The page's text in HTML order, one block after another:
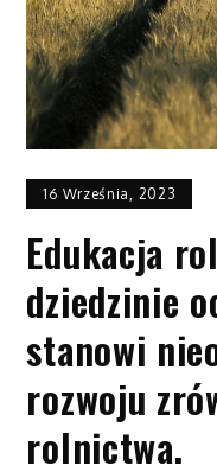
16 Września, 2023
Edukacja
dziedzinie
stanowi
rozwoju
rolnictwa.